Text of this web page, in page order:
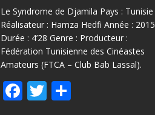
Le Syndrome de Djamila Pays : Tunisie
Réalisateur : Hamza Hedfi Année : 2015
Durée : 4’28 Genre : Producteur :
Fédération Tunisienne des Cinéastes
Amateurs (FTCA – Club Bab Lassal).
F T P